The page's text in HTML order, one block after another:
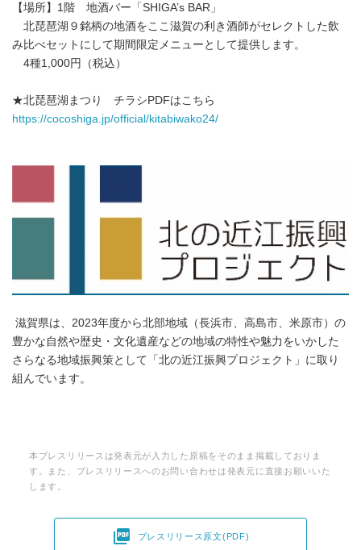
【場所】1階 地酒バー「SHIGA’s BAR」
北琵琶湖９銘柄の地酒をここ滋賀の利き酒師がセレクトした飲
み比べセットにして期間限定メニューとして提供します。
4種1,000円（税込）
★北琵琶湖まつり チラシPDFはこちら
https://cocoshiga.jp/official/kitabiwako24/
滋賀県は、2023年度から北部地域（長浜市、高島市、米原市）の
豊かな自然や歴史・文化遺産などの地域の特性や魅力をいかした
さらなる地域振興策として「北の近江振興プロジェクト」に取り
組んでいます。
本プレスリリースは発表元が入力した原稿をそのまま掲載しておりま
す。また、プレスリリースへのお問い合わせは発表元に直接お願いいた
します。
 プレスリリース原文(PDF)